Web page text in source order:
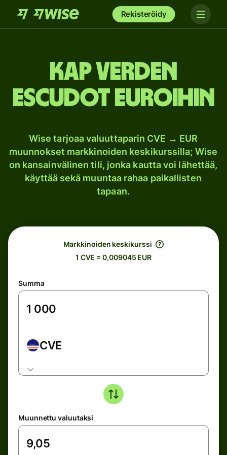
Rekisteröidy
Kap Verden
escudot euroihin
Wise tarjoaa valuuttaparin CVE → EUR
muunnokset markkinoiden keskikurssilla; Wise
on kansainvälinen tili, jonka kautta voi lähettää,
käyttää sekä muuntaa rahaa paikallisten
tapaan.
Markkinoiden keskikurssi
1 CVE = 0,009045 EUR
Summa
CVE
Muunnettu valuutaksi